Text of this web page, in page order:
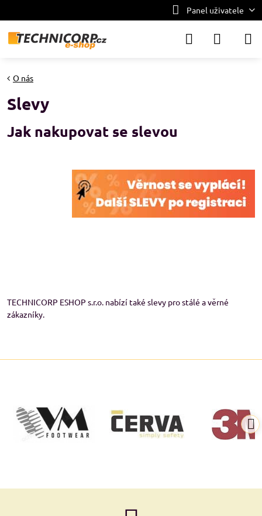
Panel uživatele
O nás
Slevy
Jak nakupovat se slevou
TECHNICORP ESHOP s.r.o. nabízí také slevy pro stálé a věrné
zákazníky.